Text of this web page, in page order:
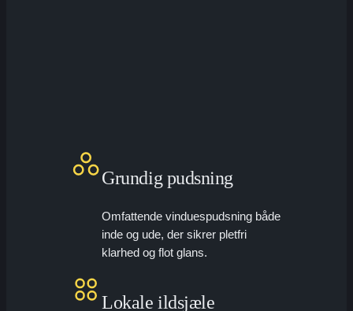
Grundig pudsning
Omfattende vinduespudsning både
inde og ude, der sikrer pletfri
klarhed og flot glans.
Lokale ildsjæle